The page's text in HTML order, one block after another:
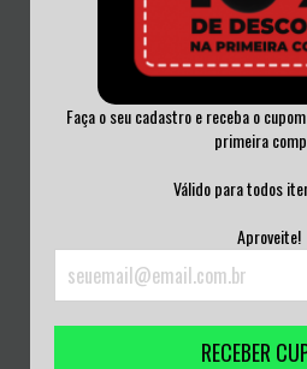
Faça o seu cadastro e receba o
primeira
Válido para todos
Aproveite!
RECEBER
MOUNTAINS VINIL GA...
3x deR$100,00sem juros